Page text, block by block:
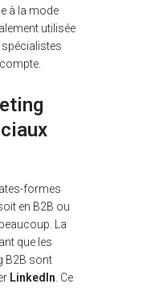
à la mode
utilisée
spécialistes
formes
en B2B ou
La
que les
B2B sont
LinkedIn . Ce